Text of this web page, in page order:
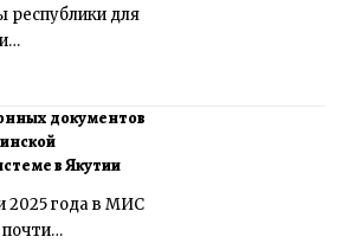
республики для
документов
в Якутии
2025 года в МИС